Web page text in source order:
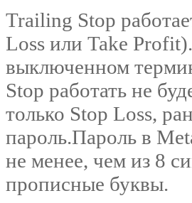
Trailing Stop
Loss или Take
выключенном
Stop работать не
только Stop Loss,
пароль.Пароль в
не менее, чем из 8
прописные буквы.